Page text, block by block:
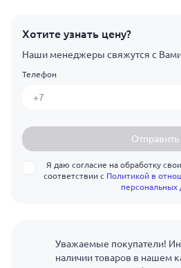
Хотите узнать цену?
Наши менеджеры свяжутся с Вами
Телефон
Отправить
Я даю согласие на обработку
соответствии с Политикой в
персональных
Уважаемые покупатели!
наличии товаров в нашем